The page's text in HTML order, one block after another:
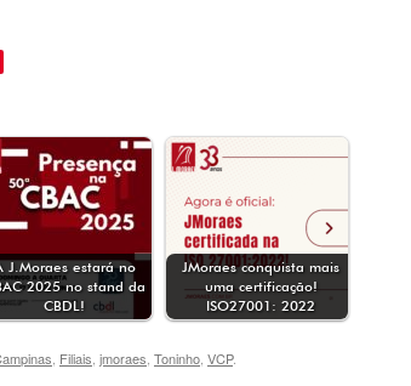
J.Moraes estará no
2025 no stand da
CBDL!
JMoraes conquista mais
uma certificação!
ISO27001: 2022
Filiais jmoraes Toninho VCP.